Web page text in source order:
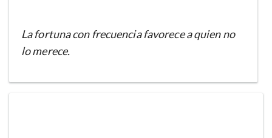
La fortuna con frecuencia favorece a quien no
lo merece.